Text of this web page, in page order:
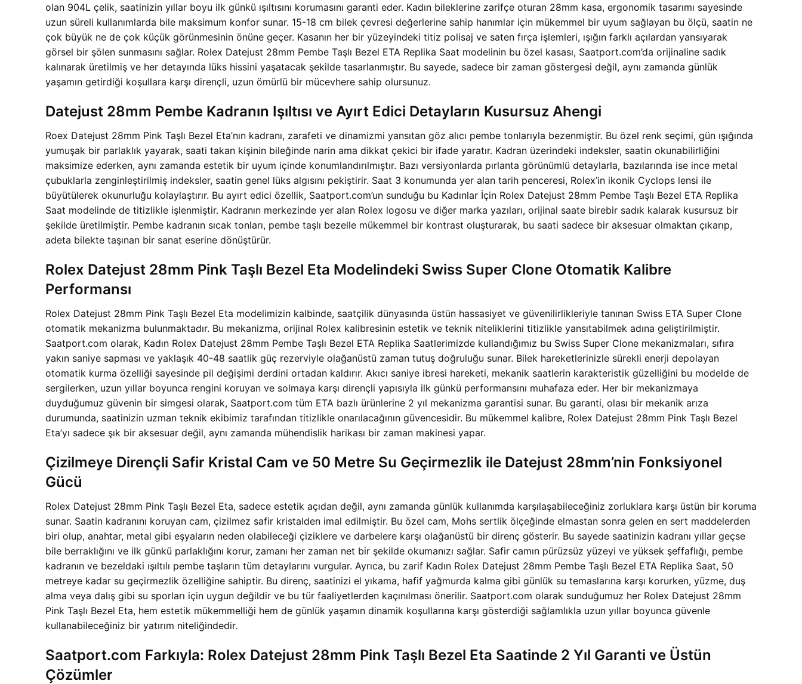
olan 904L çelik, saatinizin yıllar boyu ilk günkü ışıltısını korumasını garanti eder. Kadın bileklerine zarifçe oturan 28mm kasa, ergonomik tasarımı sayesinde
uzun süreli kullanımlarda bile maksimum konfor sunar. 15-18 cm bilek çevresi değerlerine sahip hanımlar için mükemmel bir uyum sağlayan bu ölçü, saatin ne
çok büyük ne de çok küçük görünmesinin önüne geçer. Kasanın her bir yüzeyindeki titiz polisaj ve saten fırça işlemleri, ışığın farklı açılardan yansıyarak
görsel bir şölen sunmasını sağlar. Rolex Datejust 28mm Pembe Taşlı Bezel ETA Replika Saat modelinin bu özel kasası, Saatport.com’da orijinaline sadık
kalınarak üretilmiş ve her detayında lüks hissini yaşatacak şekilde tasarlanmıştır. Bu sayede, sadece bir zaman göstergesi değil, aynı zamanda günlük
yaşamın getirdiği koşullara karşı dirençli, uzun ömürlü bir mücevhere sahip olursunuz.
Datejust 28mm Pembe Kadranın Işıltısı ve Ayırt Edici Detayların Kusursuz Ahengi
Roex Datejust 28mm Pink Taşlı Bezel Eta’nın kadranı, zarafeti ve dinamizmi yansıtan göz alıcı pembe tonlarıyla bezenmiştir. Bu özel renk seçimi, gün ışığında
yumuşak bir parlaklık yayarak, saati takan kişinin bileğinde narin ama dikkat çekici bir ifade yaratır. Kadran üzerindeki indeksler, saatin okunabilirliğini
maksimize ederken, aynı zamanda estetik bir uyum içinde konumlandırılmıştır. Bazı versiyonlarda pırlanta görünümlü detaylarla, bazılarında ise ince metal
çubuklarla zenginleştirilmiş indeksler, saatin genel lüks algısını pekiştirir. Saat 3 konumunda yer alan tarih penceresi, Rolex’in ikonik Cyclops lensi ile
büyütülerek okunurluğu kolaylaştırır. Bu ayırt edici özellik, Saatport.com’un sunduğu bu Kadınlar İçin Rolex Datejust 28mm Pembe Taşlı Bezel ETA Replika
Saat modelinde de titizlikle işlenmiştir. Kadranın merkezinde yer alan Rolex logosu ve diğer marka yazıları, orijinal saate birebir sadık kalarak kusursuz bir
şekilde üretilmiştir. Pembe kadranın sıcak tonları, pembe taşlı bezelle mükemmel bir kontrast oluşturarak, bu saati sadece bir aksesuar olmaktan çıkarıp,
adeta bilekte taşınan bir sanat eserine dönüştürür.
Rolex Datejust 28mm Pink Taşlı Bezel Eta Modelindeki Swiss Super Clone Otomatik Kalibre
Performansı
Rolex Datejust 28mm Pink Taşlı Bezel Eta modelimizin kalbinde, saatçilik dünyasında üstün hassasiyet ve güvenilirlikleriyle tanınan Swiss ETA Super Clone
otomatik mekanizma bulunmaktadır. Bu mekanizma, orijinal Rolex kalibresinin estetik ve teknik niteliklerini titizlikle yansıtabilmek adına geliştirilmiştir.
Saatport.com olarak, Kadın Rolex Datejust 28mm Pembe Taşlı Bezel ETA Replika Saatlerimizde kullandığımız bu Swiss Super Clone mekanizmaları, sıfıra
yakın saniye sapması ve yaklaşık 40-48 saatlik güç rezerviyle olağanüstü zaman tutuş doğruluğu sunar. Bilek hareketlerinizle sürekli enerji depolayan
otomatik kurma özelliği sayesinde pil değişimi derdini ortadan kaldırır. Akıcı saniye ibresi hareketi, mekanik saatlerin karakteristik güzelliğini bu modelde de
sergilerken, uzun yıllar boyunca rengini koruyan ve solmaya karşı dirençli yapısıyla ilk günkü performansını muhafaza eder. Her bir mekanizmaya
duyduğumuz güvenin bir simgesi olarak, Saatport.com tüm ETA bazlı ürünlerine 2 yıl mekanizma garantisi sunar. Bu garanti, olası bir mekanik arıza
durumunda, saatinizin uzman teknik ekibimiz tarafından titizlikle onarılacağının güvencesidir. Bu mükemmel kalibre, Rolex Datejust 28mm Pink Taşlı Bezel
Eta’yı sadece şık bir aksesuar değil, aynı zamanda mühendislik harikası bir zaman makinesi yapar.
Çizilmeye Dirençli Safir Kristal Cam ve 50 Metre Su Geçirmezlik ile Datejust 28mm’nin Fonksiyonel
Gücü
Rolex Datejust 28mm Pink Taşlı Bezel Eta, sadece estetik açıdan değil, aynı zamanda günlük kullanımda karşılaşabileceğiniz zorluklara karşı üstün bir koruma
sunar. Saatin kadranını koruyan cam, çizilmez safir kristalden imal edilmiştir. Bu özel cam, Mohs sertlik ölçeğinde elmastan sonra gelen en sert maddelerden
biri olup, anahtar, metal gibi eşyaların neden olabileceği çiziklere ve darbelere karşı olağanüstü bir direnç gösterir. Bu sayede saatinizin kadranı yıllar geçse
bile berraklığını ve ilk günkü parlaklığını korur, zamanı her zaman net bir şekilde okumanızı sağlar. Safir camın pürüzsüz yüzeyi ve yüksek şeffaflığı, pembe
kadranın ve bezeldaki ışıltılı pembe taşların tüm detaylarını vurgular. Ayrıca, bu zarif Kadın Rolex Datejust 28mm Pembe Taşlı Bezel ETA Replika Saat, 50
metreye kadar su geçirmezlik özelliğine sahiptir. Bu direnç, saatinizi el yıkama, hafif yağmurda kalma gibi günlük su temaslarına karşı korurken, yüzme, duş
alma veya dalış gibi su sporları için uygun değildir ve bu tür faaliyetlerden kaçınılması önerilir. Saatport.com olarak sunduğumuz her Rolex Datejust 28mm
Pink Taşlı Bezel Eta, hem estetik mükemmelliği hem de günlük yaşamın dinamik koşullarına karşı gösterdiği sağlamlıkla uzun yıllar boyunca güvenle
kullanabileceğiniz bir yatırım niteliğindedir.
Saatport.com Farkıyla: Rolex Datejust 28mm Pink Taşlı Bezel Eta Saatinde 2 Yıl Garanti ve Üstün
Çözümler